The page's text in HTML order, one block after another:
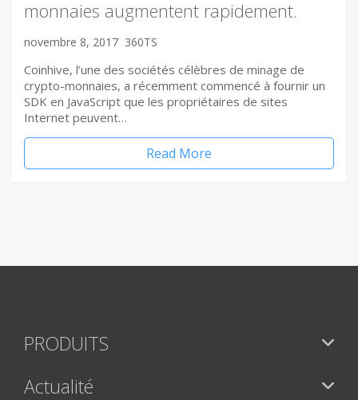
monnaies augmentent rapidement.
novembre 8, 2017 360TS
Coinhive, l’une des sociétés célèbres de minage de
crypto-monnaies, a récemment commencé à fournir un
SDK en JavaScript que les propriétaires de sites
Internet peuvent…
Read More
PRODUITS
Actualité